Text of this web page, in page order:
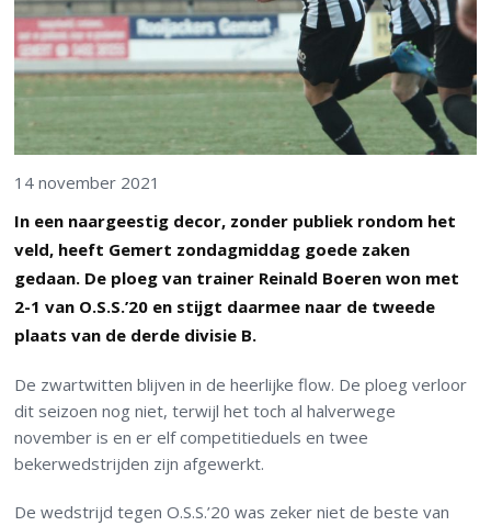
14 november 2021
In een naargeestig decor, zonder publiek rondom het
veld, heeft Gemert zondagmiddag goede zaken
gedaan. De ploeg van trainer Reinald Boeren won met
2-1 van O.S.S.’20 en stijgt daarmee naar de tweede
plaats van de derde divisie B.
De zwartwitten blijven in de heerlijke flow. De ploeg verloor
dit seizoen nog niet, terwijl het toch al halverwege
november is en er elf competitieduels en twee
bekerwedstrijden zijn afgewerkt.
De wedstrijd tegen O.S.S.’20 was zeker niet de beste van